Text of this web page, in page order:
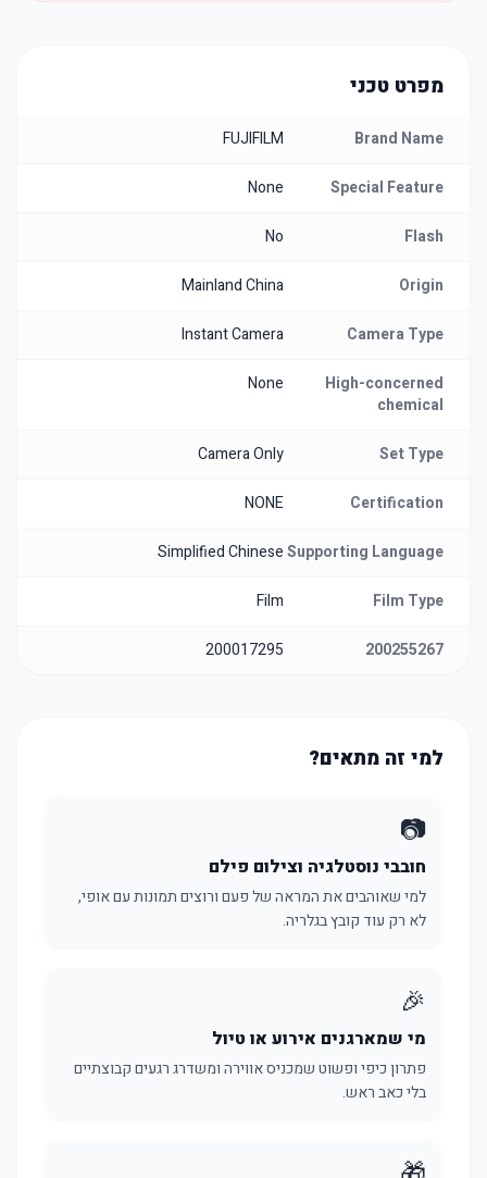
מפרט טכני
Brand Name
FUJIFILM
Special Feature
None
Flash
No
Origin
Mainland China
Camera Type
Instant Camera
High-concerned
chemical
None
Set Type
Camera Only
Certification
NONE
Supporting Language
Simplified Chinese
Film Type
Film
200255267
200017295
למי זה מתאים?
📷
חובבי נוסטלגיה וצילום פילם
למי שאוהבים את המראה של פעם ורוצים תמונות עם אופי,
לא רק עוד קובץ בגלריה.
🎉
מי שמארגנים אירוע או טיול
פתרון כיפי ופשוט שמכניס אווירה ומשדרג רגעים קבוצתיים
בלי כאב ראש.